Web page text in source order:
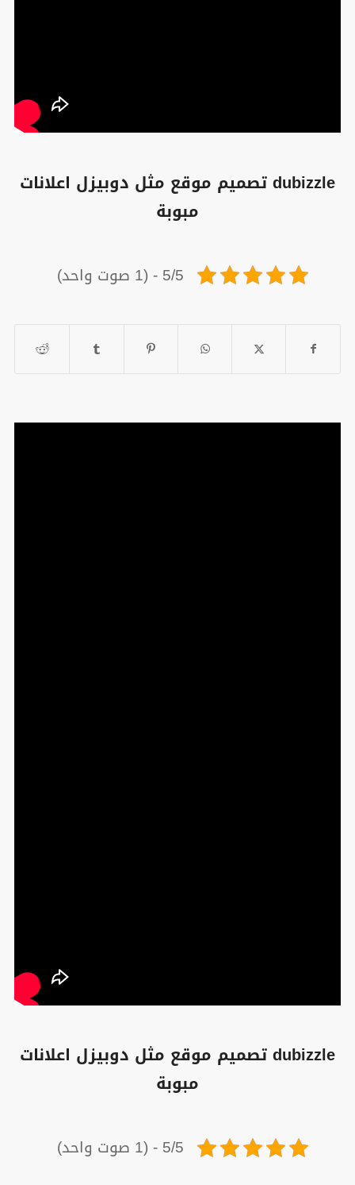
dubizzle تصميم موقع مثل دوبيزل اعلانات
مبوبة
5/5 - (1 صوت واحد)
dubizzle تصميم موقع مثل دوبيزل اعلانات
مبوبة
5/5 - (1 صوت واحد)